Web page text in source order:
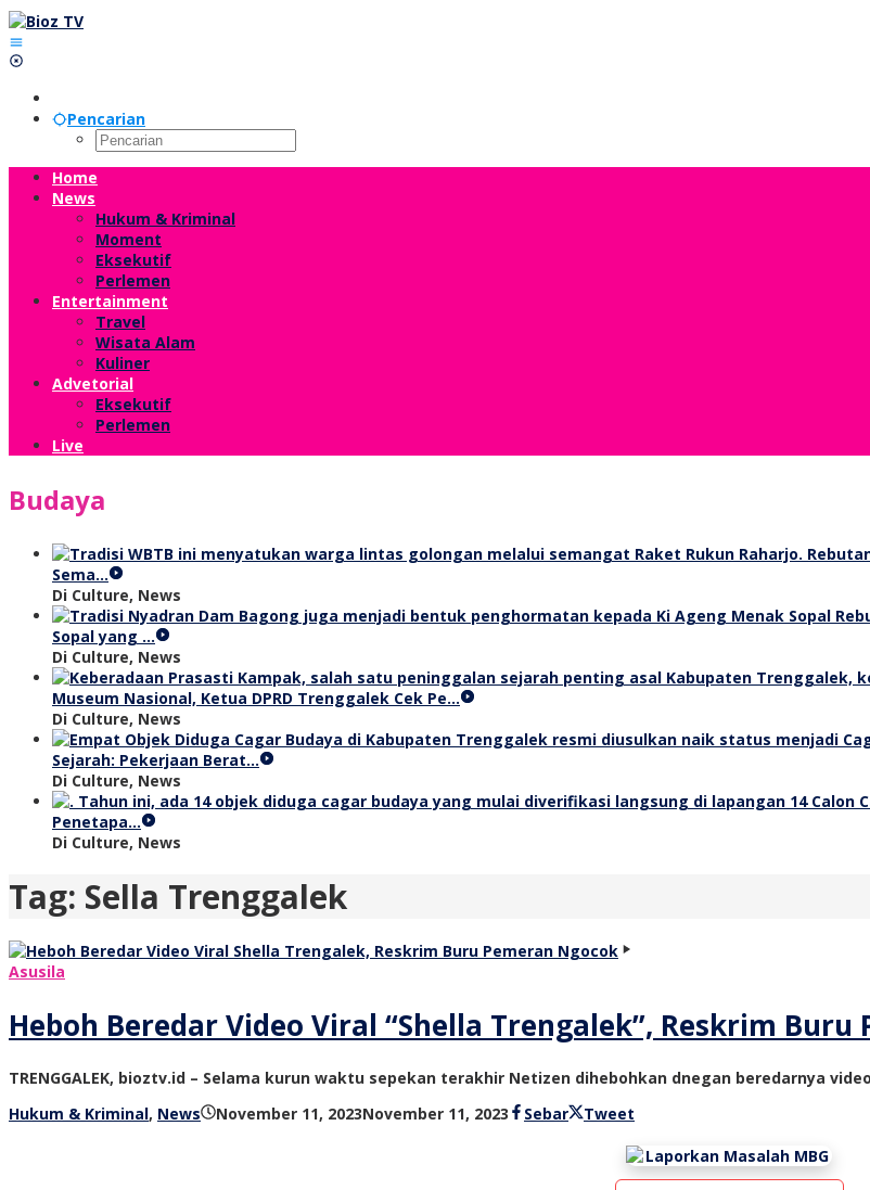
Lewati
ke
konten
Pencarian
Home
News
Hukum & Kriminal
Moment
Eksekutif
Perlemen
Entertainment
Travel
Wisata Alam
Kuliner
Advetorial
Eksekutif
Perlemen
Live
Budaya
Sema…
Di Culture, News
Sopal yang …
Di Culture, News
Museum Nasional, Ketua DPRD Trenggalek Cek Pe…
Di Culture, News
Sejarah: Pekerjaan Berat…
Di Culture, News
14 Calon
Penetapa…
Di Culture, News
Tag: Sella Trenggalek
Asusila
Heboh Beredar Video Viral “Shella Trengalek”, Reskrim Buru
TRENGGALEK, bioztv.id – Selama kurun waktu sepekan terakhir Netizen dihebohkan dnegan beredarnya
Hukum & Kriminal, News November 11, 2023November 11, 2023 olehSebar Tweet